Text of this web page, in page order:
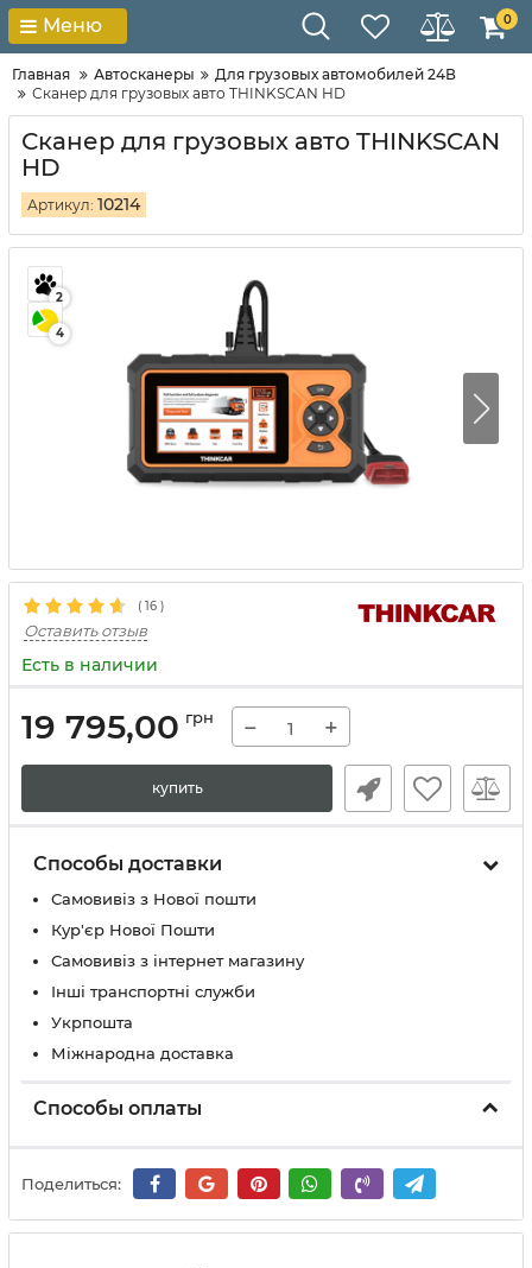
Меню 0
Главная Автосканеры
Для грузовых автомобилей 24В
Сканер для грузовых авто THINKSCAN HD
Сканер для грузовых авто THINKSCAN
HD
Артикул: 10214
2
4
( 16 )
Оставить отзыв
Есть в наличии
19 795,00 грн − +
купить
Способы доставки
Самовивіз з Нової пошти
Кур'єр Нової Пошти
Самовивіз з інтернет магазину
Інші транспортні служби
Укрпошта
Міжнародна доставка
Способы оплаты
Поделиться: